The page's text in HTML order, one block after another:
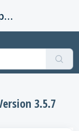
MeinHandwerker-App Info-Kiste
3.5.7